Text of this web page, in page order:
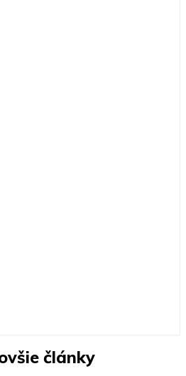
články